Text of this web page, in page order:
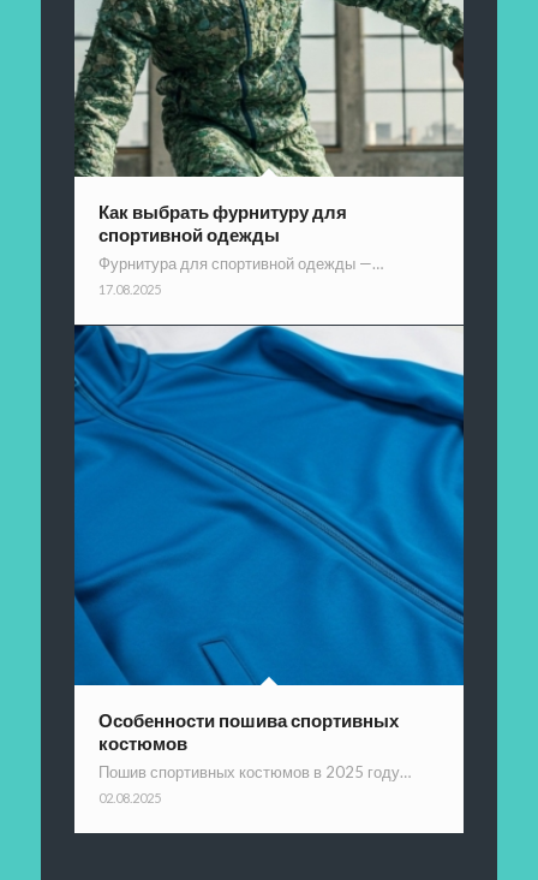
Как выбрать фурнитуру для
спортивной одежды
Фурнитура для спортивной одежды —…
17.08.2025
Особенности пошива спортивных
костюмов
Пошив спортивных костюмов в 2025 году…
02.08.2025